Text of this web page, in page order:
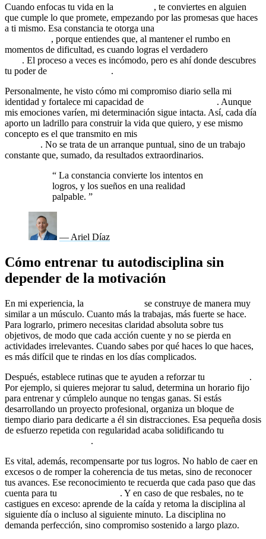
Cuando enfocas tu vida en la
, te conviertes en alguien
que cumple lo que promete, empezando por las promesas que haces
a ti mismo. Esa constancia te otorga una
, porque entiendes que, al mantener el rumbo en
momentos de dificultad, es cuando logras el verdadero
. El proceso a veces es incómodo, pero es ahí donde descubres
tu poder de
.
Personalmente, he visto cómo mi compromiso diario sella mi
identidad y fortalece mi capacidad de
. Aunque
mis emociones varíen, mi determinación sigue intacta. Así, cada día
aporto un ladrillo para construir la vida que quiero, y ese mismo
concepto es el que transmito en mis
. No se trata de un arranque puntual, sino de un trabajo
constante que, sumado, da resultados extraordinarios.
“ La constancia convierte los intentos en
logros, y los sueños en una realidad
palpable. ”
— Ariel Díaz
Cómo entrenar tu autodisciplina sin
depender de la motivación
En mi experiencia, la
se construye de manera muy
similar a un músculo. Cuanto más la trabajas, más fuerte se hace.
Para lograrlo, primero necesitas claridad absoluta sobre tus
objetivos, de modo que cada acción cuente y no se pierda en
actividades irrelevantes. Cuando sabes por qué haces lo que haces,
es más difícil que te rindas en los días complicados.
Después, establece rutinas que te ayuden a reforzar tu
.
Por ejemplo, si quieres mejorar tu salud, determina un horario fijo
para entrenar y cúmplelo aunque no tengas ganas. Si estás
desarrollando un proyecto profesional, organiza un bloque de
tiempo diario para dedicarte a él sin distracciones. Esa pequeña dosis
de esfuerzo repetida con regularidad acaba solidificando tu
.
Es vital, además, recompensarte por tus logros. No hablo de caer en
excesos o de romper la coherencia de tus metas, sino de reconocer
tus avances. Ese reconocimiento te recuerda que cada paso que das
cuenta para tu
. Y en caso de que resbales, no te
castigues en exceso: aprende de la caída y retoma la disciplina al
siguiente día o incluso al siguiente minuto. La disciplina no
demanda perfección, sino compromiso sostenido a largo plazo.